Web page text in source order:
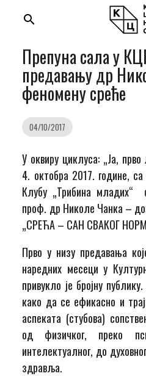
search
Препуна сала у
предавању др
феномену среће
04/10/2017
У оквиру циклуса: „Ја,
4. октобра 2017. године,
Клубу „Трибина
проф. др Николе Чанка –
„СРЕЋА – САН СВАКОГ
Прво у низу предавања
наредних месеци у
привукло је бројну
како да се ефикасно и
аспеката (стубова)
од физичког, преко
интелектуалног, до
здравља.